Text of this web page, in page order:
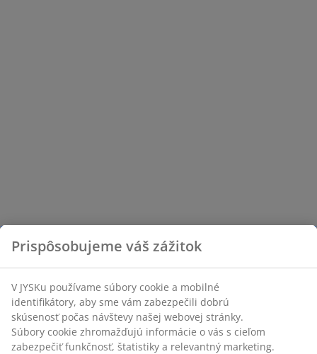
Prispôsobujeme váš zážitok
V JYSKu používame súbory cookie a mobilné
identifikátory, aby sme vám zabezpečili dobrú
skúsenosť počas návštevy našej webovej stránky.
Súbory cookie zhromažďujú informácie o vás s cieľom
zabezpečiť funkčnosť, štatistiky a relevantný marketing.